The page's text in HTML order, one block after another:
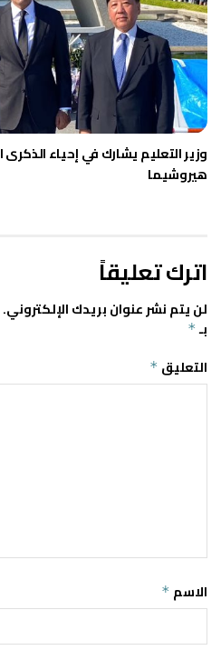
هيروشيما
اترك تعليقاً
لن يتم نشر عنوان بريدك الإلكتروني.
بـ *
التعليق *
الاسم *